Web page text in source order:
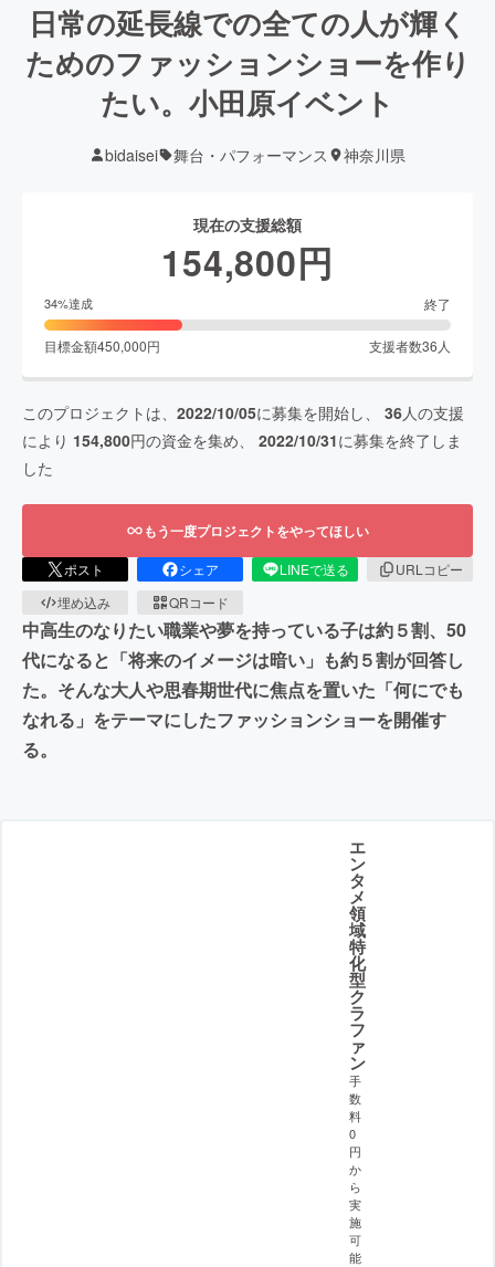
日常の延長線での全ての人が輝く
ためのファッションショーを作り
たい。小田原イベント
bidaisei 舞台・パフォーマンス 神奈川県
現在の支援総額
154,800円
34%達成 終了
目標金額450,000円 支援者数36 人
このプロジェクトは、 2022/10/05に募集を開始し、 36人の支援
により 154,800円の資金を集め、 2022/10/31に募集を終了しま
した
もう一度プロジェクトをやってほしい
ポスト シェア LINEで送る
URLコピー
埋め込み
QRコード
中高生のなりたい職業や夢を持っている子は約５割、50
代になると「将来のイメージは暗い」も約５割が回答し
た。そんな大人や思春期世代に焦点を置いた「何にでも
なれる」をテーマにしたファッションショーを開催す
る。
エ
ン
タ
メ
領
域
特
化
型
ク
ラ
フ
ァ
ン
手
数
料
0
円
か
ら
実
施
可
能